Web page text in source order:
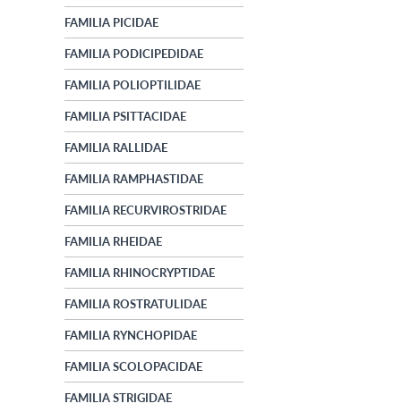
FAMILIA PICIDAE
FAMILIA PODICIPEDIDAE
FAMILIA POLIOPTILIDAE
FAMILIA PSITTACIDAE
FAMILIA RALLIDAE
FAMILIA RAMPHASTIDAE
FAMILIA RECURVIROSTRIDAE
FAMILIA RHEIDAE
FAMILIA RHINOCRYPTIDAE
FAMILIA ROSTRATULIDAE
FAMILIA RYNCHOPIDAE
FAMILIA SCOLOPACIDAE
FAMILIA STRIGIDAE